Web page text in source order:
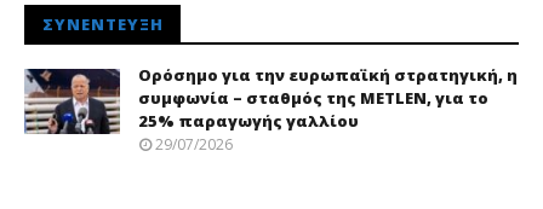
ΣΥΝΈΝΤΕΥΞΗ
Ορόσημο για την ευρωπαϊκή στρατηγική, η
συμφωνία – σταθμός της METLEN, για το
25% παραγωγής γαλλίου
29/07/2026